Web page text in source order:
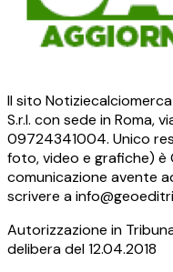
Il sito
S.r.l. con sede in Roma,
09724341004. Unico
foto, video e grafiche) è
comunicazione avente
scrivere a
Autorizzazione in
delibera del 12.04.2018